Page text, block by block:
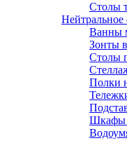
Столы
Нейтральное
Ванны
Зонты
Столы
Полки
Шкафы